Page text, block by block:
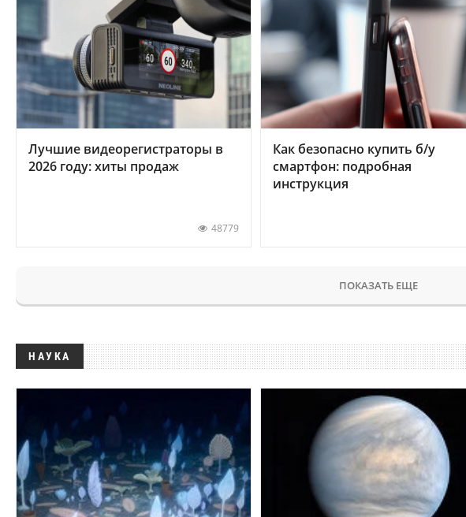
Лучшие видеорегистраторы в
2026 году: хиты продаж
48779
Как безопасно купить б/у
смартфон: подробная
инструкция
ПОКАЗАТЬ ЕЩЕ
НАУКА